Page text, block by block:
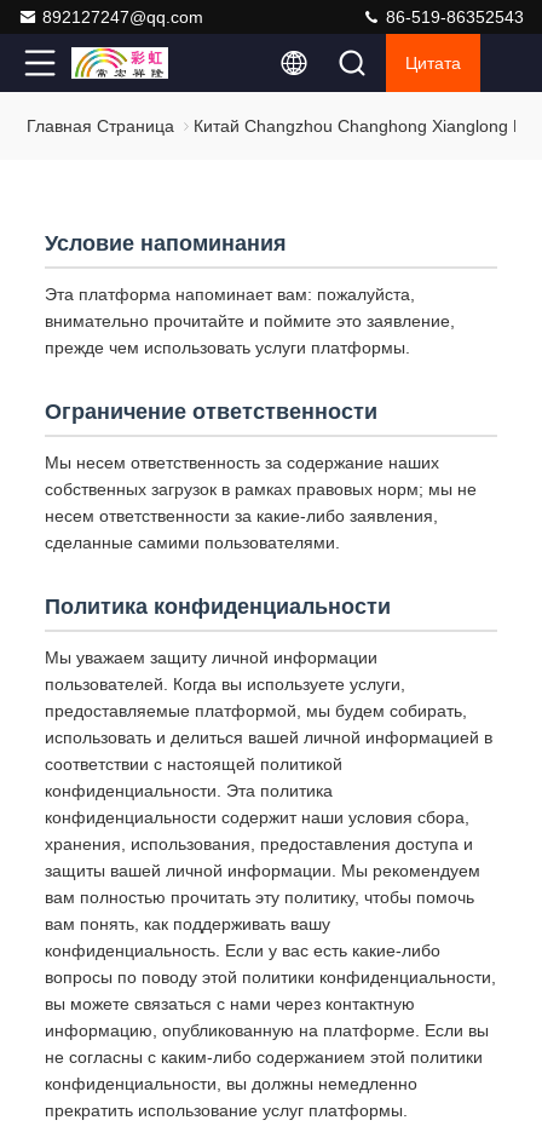
892127247@qq.com 86-519-86352543
Цитата
Главная Страница Китай Changzhou Changhong Xianglong
Условие напоминания
Эта платформа напоминает вам: пожалуйста,
внимательно прочитайте и поймите это заявление,
прежде чем использовать услуги платформы.
Ограничение ответственности
Мы несем ответственность за содержание наших
собственных загрузок в рамках правовых норм; мы не
несем ответственности за какие-либо заявления,
сделанные самими пользователями.
Политика конфиденциальности
Мы уважаем защиту личной информации
пользователей. Когда вы используете услуги,
предоставляемые платформой, мы будем собирать,
использовать и делиться вашей личной информацией в
соответствии с настоящей политикой
конфиденциальности. Эта политика
конфиденциальности содержит наши условия сбора,
хранения, использования, предоставления доступа и
защиты вашей личной информации. Мы рекомендуем
вам полностью прочитать эту политику, чтобы помочь
вам понять, как поддерживать вашу
конфиденциальность. Если у вас есть какие-либо
вопросы по поводу этой политики конфиденциальности,
вы можете связаться с нами через контактную
информацию, опубликованную на платформе. Если вы
не согласны с каким-либо содержанием этой политики
конфиденциальности, вы должны немедленно
прекратить использование услуг платформы.